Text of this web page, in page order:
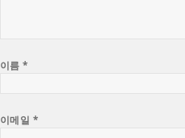
이름*
이메일 *